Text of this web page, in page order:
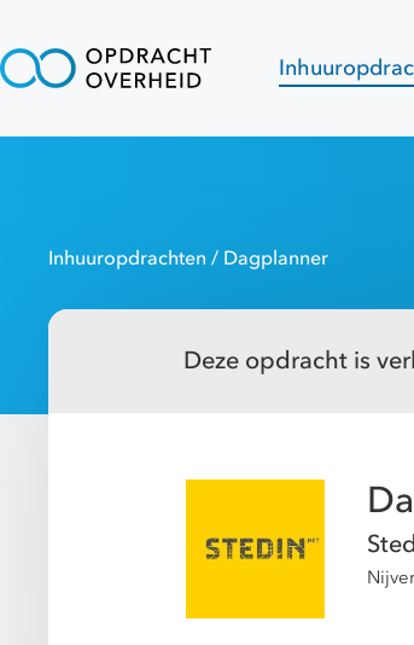
Inhuuropdrachten / Dagplanner
Deze opdracht is